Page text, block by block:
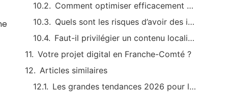
Comment optimiser efficacement ma fiche Google My Business pour Vesoul ?
Quels sont les risques d’avoir des informations incohérentes en ligne ?
Faut-il privilégier un contenu localisé sur son site pour le SEO local ?
Votre projet digital en Franche-Comté ?
Articles similaires
Les grandes tendances 2026 pour la création de logo adaptée aux entreprises locales